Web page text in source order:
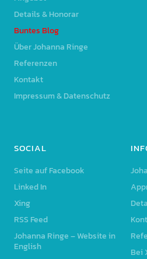
Details & Honorar
Buntes Blog
Über Johanna Ringe
Referenzen
Kontakt
Impressum & Datenschutz
SOCIAL
Seite auf Facebook
Linked In
Xing
RSS Feed
Johanna Ringe – Website in
English
Bei